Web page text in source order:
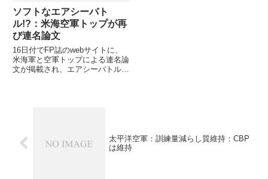
ソフトなエアシーバト
ル!?：米海空軍トップが再
び連名論文
16日付でFP誌のwebサイトに、
米海軍と空軍トップによる連名論
文が掲載され、エアシーバトルへ
太平洋空軍：訓練量減らし質維持：CBP
は維持